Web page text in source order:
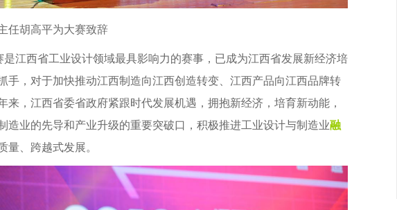
任胡高平为大赛致辞
是江西省工业设计领域最具影响力的赛事，已成为江西省发展新经济培
手，对于加快推动江西制造向江西创造转变、江西产品向江西品牌转
来，江西省委省政府紧跟时代发展机遇，拥抱新经济，培育新动能，
造业的先导和产业升级的重要突破口，积极推进工业设计与制造业融
量、跨越式发展。